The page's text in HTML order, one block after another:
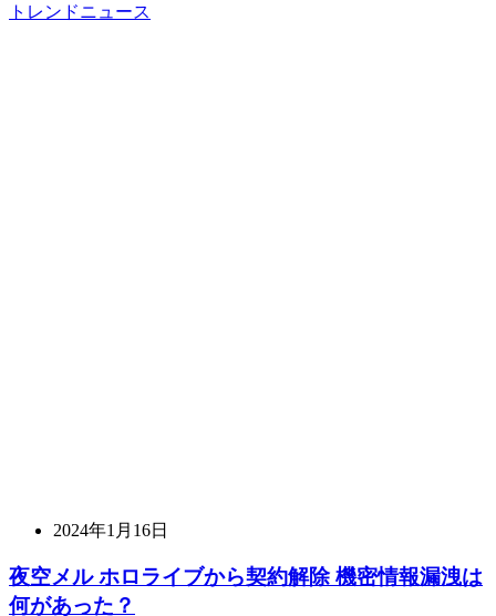
トレンドニュース
2024年1月16日
夜空メル ホロライブから契約解除 機密情報漏洩は
何があった？